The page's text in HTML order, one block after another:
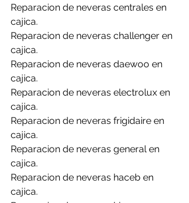
Reparacion de neveras centrales en
cajica.
Reparacion de neveras challenger en
cajica.
Reparacion de neveras daewoo en
cajica.
Reparacion de neveras electrolux en
cajica.
Reparacion de neveras frigidaire en
cajica.
Reparacion de neveras general en
cajica.
Reparacion de neveras haceb en
cajica.